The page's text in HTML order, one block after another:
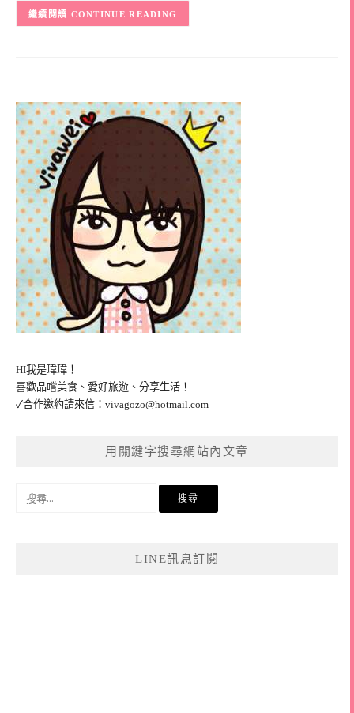
CONTINUE READING
HI我是瑋瑋！
喜歡品嚐美食、愛好旅遊、分享生活！
✓合作邀約請來信： vivagozo@hotmail.com
用關鍵字搜尋網站內文章
LINE訊息訂閱